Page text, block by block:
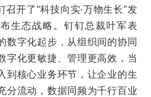
开了“科技向实·万物生长”发
生态战略。钉钉总裁叶军表
数字化起步，从组织间的协同
字化更敏捷、管理更高效，当
到核心业务环节，让企业的生
分流动，数据同频为千行百业